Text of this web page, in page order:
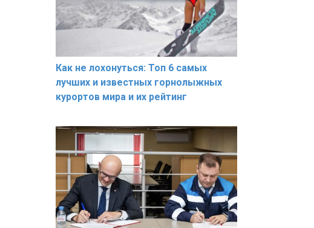
Как не лохонуться: Топ 6 самых
лучших и известных горнолыжных
курортов мира и их рейтинг